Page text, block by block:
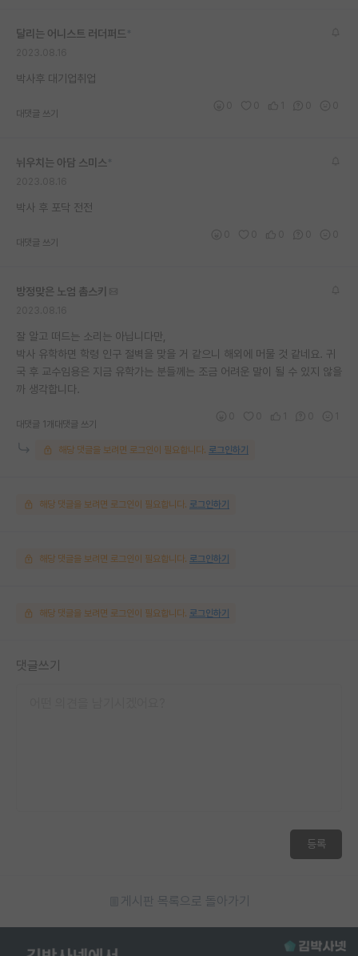
커리어
유학교육
재팬라운지 🌸
달리는 어니스트 러더퍼드
박사후 대기업취업
대댓글 쓰기
뉘우치는 아담 스미스
박사 후 포닥 전전
대댓글 쓰기
방정맞은 노엄 촘스키
잘 알고 떠드는 소리는 아닙니다만,
박사 유학하면 학령 인구 절벽을 맞을 거 같으니 해외에 머물 것 같네요. 귀
국 후 교수임용은 지금 유학가는 분들께는 조금 어려운 말이 될 수 있지 않을
까 생각합니다.
대댓글 1개 대댓글 쓰기
해당 댓글을 보려면 로그인이 필요합니다. 로그인하기
해당 댓글을 보려면 로그인이 필요합니다. 로그인하기
해당 댓글을 보려면 로그인이 필요합니다. 로그인하기
해당 댓글을 보려면 로그인이 필요합니다. 로그인하기
댓글쓰기
등록
게시판 목록으로 돌아가기